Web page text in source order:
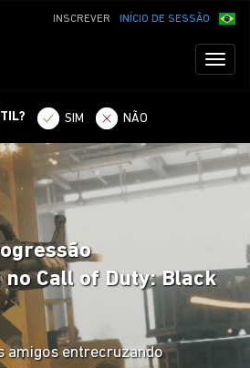
INÍCIO DE SESSÃO
INSCREVER
SIM NÃO
Call of Duty: Black
amigos entrecruzando